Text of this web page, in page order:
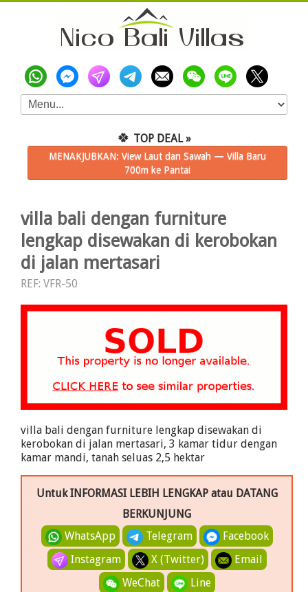
🍀 TOP DEAL »
MENAKJUBKAN: View Laut dan Sawah — Villa Baru
700m ke Pantai
villa bali dengan furniture
lengkap disewakan di kerobokan
di jalan mertasari
REF: VFR-50
villa bali dengan furniture lengkap disewakan di
kerobokan di jalan mertasari, 3 kamar tidur dengan
kamar mandi, tanah seluas 2,5 hektar
Untuk INFORMASI LEBIH LENGKAP atau DATANG
BERKUNJUNG
WhatsApp
Telegram
Facebook
Instagram
X (Twitter)
Email
WeChat
Line